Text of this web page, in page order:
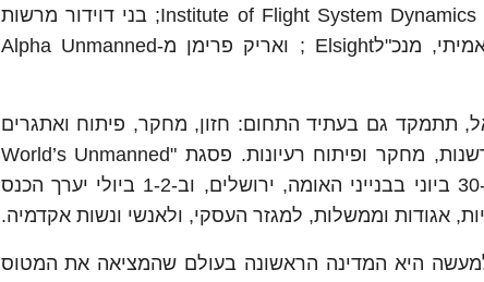
Aerospace סינגפור; סבסטיאן סייץ (Sebastian Seitz) מ- Institute of Flight System Dynamics; בני דוידור מרשות
תעופה אזרחית; ליאור סגל, מנכ"ל העין השלישית; יואב אמיתי, מנכ"לElsight ; ואריק פרימן מ-Alpha Unmanned
תתמקד גם בעתיד התחום: חזון, מחקר, פיתוח ואתגרים
ביישומים. הוועידה תוקדש לדיונים על מדיניות, עסקים, חדשנות, מחקר ופיתוח רעיונות. פסגת "World’s Unmanned
Aerial Vehicle Conference" תצא לדרך באירוע פתיחה ב-30 ביוני בבנייני האומה, ירושלים, וב-1-2 ביולי יערך הכנס
היא המדינה הראשונה בעולם שהמציאה את המטוס